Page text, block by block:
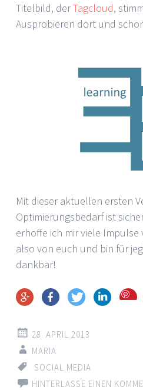
Titelbild, derTagcloud,
Ausprobieren dort und
Mit dieser aktuellen ersten
Optimierungsbedarf ist
erhoffe ich mir viele Impulse
also von euch und bin für
dankbar!
28. APRIL 2013
MARIA
SOCIAL MEDIA
HINTERLASSE EINEN